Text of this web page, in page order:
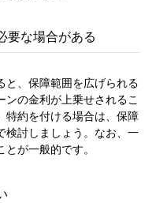
要な場合がある
と、保障範囲を広げられる
ンの金利が上乗せされるこ
特約を付ける場合は、保障
検討しましょう。なお、一
が一般的です。